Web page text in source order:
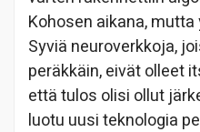
Kohosen aikana,
Syviä neuroverkkoja,
peräkkäin, eivät olleet
että tulos olisi ollut
luotu uusi teknologia